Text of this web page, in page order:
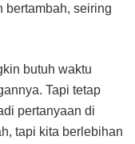
bertambah, seiring
butuh waktu
Tapi tetap
pertanyaan di
tapi kita berlebihan